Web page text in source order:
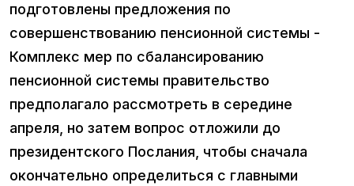
подготовлены предложения по
совершенствованию пенсионной системы -
Комплекс мер по сбалансированию
пенсионной системы правительство
предполагало рассмотреть в середине
апреля, но затем вопрос отложили до
президентского Послания, чтобы сначала
окончательно определиться с главными